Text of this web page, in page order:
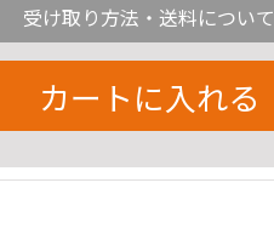
受け取り方法・送料について
カートに入れる